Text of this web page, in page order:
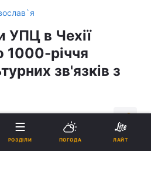
УПЦ в Чехії
1000-річчя
зв'язків з
на нас в Google
РОЗДІЛИ ПОГОДА ЛАЙТ